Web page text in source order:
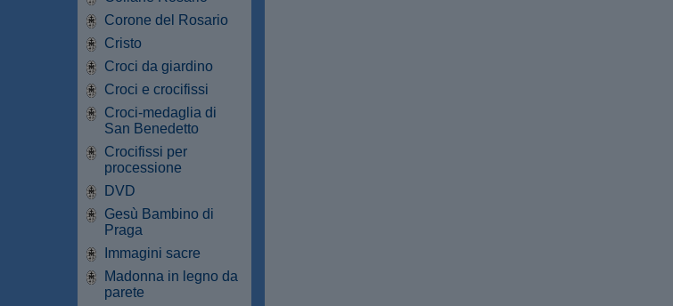
Corone del Rosario
Cristo
Croci da giardino
Croci e crocifissi
Croci-medaglia di
San Benedetto
Crocifissi per
processione
DVD
Gesù Bambino di
Praga
Immagini sacre
Madonna in legno da
parete